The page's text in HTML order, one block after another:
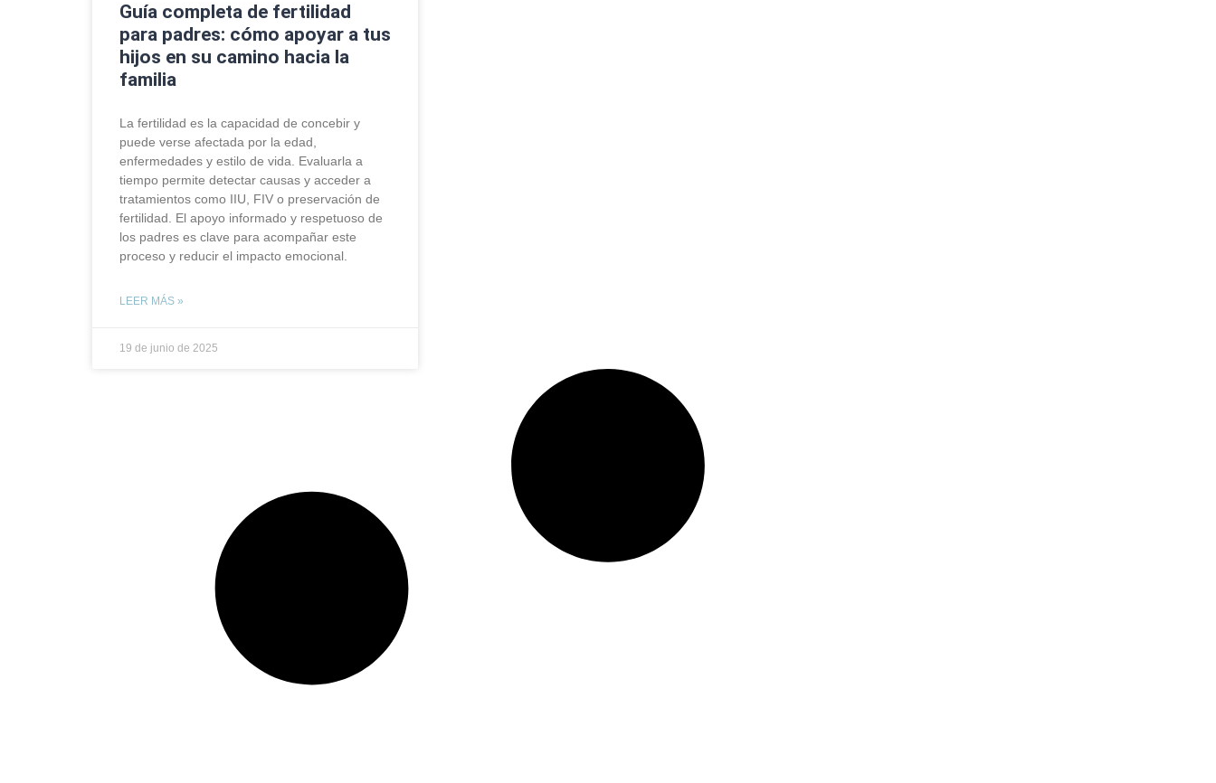
Guía completa de fertilidad
para padres: cómo apoyar a tus
hijos en su camino hacia la
familia
La fertilidad es la capacidad de concebir y
puede verse afectada por la edad,
enfermedades y estilo de vida. Evaluarla a
tiempo permite detectar causas y acceder a
tratamientos como IIU, FIV o preservación de
fertilidad. El apoyo informado y respetuoso de
los padres es clave para acompañar este
proceso y reducir el impacto emocional.
LEER MÁS »
19 de junio de 2025